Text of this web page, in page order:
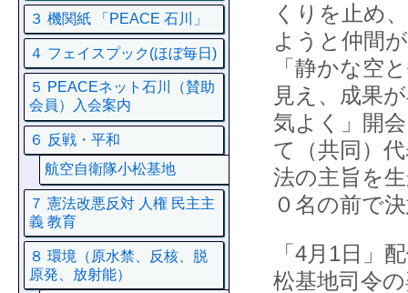
くりを止め
ようと仲間
「静かな空
見え、成果
気よく」開
て（共同）
法の主旨を
０名の前で
「4月1日」
松基地司令
３ 機関紙 「PEACE 石川」
４ フェイスプック(ほぼ毎日)
５ PEACEネット石川（賛助
会員）入会案内
６ 反戦・平和
航空自衛隊小松基地
７ 憲法改悪反対 人権 民主主
義 教育
８ 環境（原水禁、反核、脱
原発、放射能）